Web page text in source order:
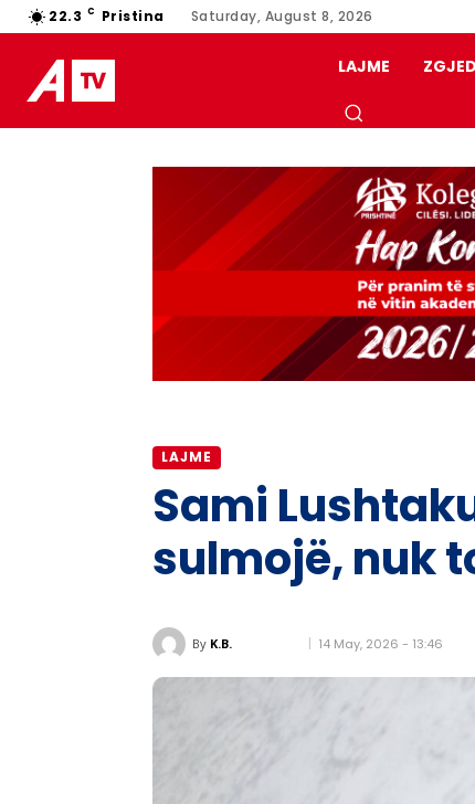
22.3 C Pristina Saturday, August 8, 2026
LAJME
LAJME
Sami
sulmojë, nuk
By K.B. 14 May, 2026 - 13:46